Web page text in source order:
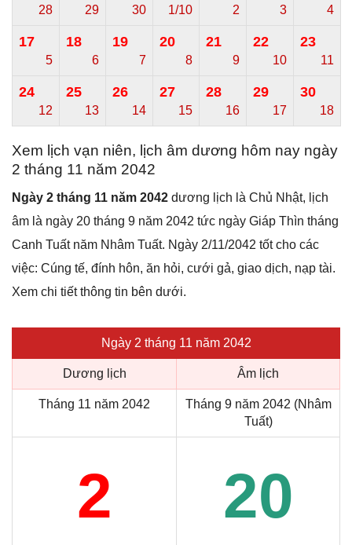
28 29 30 1/10 2 3 4
17
5
18
6
19
7
20
8
21
9
22
10
23
11
24
12
25
13
26
14
27
15
28
16
29
17
30
18
Xem lịch vạn niên, lịch âm dương hôm nay ngày
2 tháng 11 năm 2042
Ngày 2 tháng 11 năm 2042 dương lịch là Chủ Nhật, lịch
âm là ngày 20 tháng 9 năm 2042 tức ngày Giáp Thìn tháng
Canh Tuất năm Nhâm Tuất. Ngày 2/11/2042 tốt cho các
việc: Cúng tế, đính hôn, ăn hỏi, cưới gả, giao dịch, nạp tài.
Xem chi tiết thông tin bên dưới.
Ngày 2 tháng 11 năm 2042
Dương lịch Âm lịch
Tháng 11 năm 2042
Tháng 9 năm 2042 (Nhâm
Tuất)
2 20